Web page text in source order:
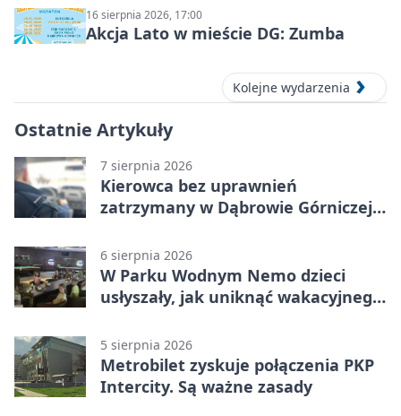
16 sierpnia 2026, 17:00
Akcja Lato w mieście DG: Zumba
Kolejne wydarzenia
Ostatnie Artykuły
7 sierpnia 2026
Kierowca bez uprawnień
zatrzymany w Dąbrowie Górniczej.
6 sierpnia 2026
W Parku Wodnym Nemo dzieci
usłyszały, jak uniknąć wakacyjnego
5 sierpnia 2026
Metrobilet zyskuje połączenia PKP
Intercity. Są ważne zasady